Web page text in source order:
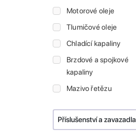
Motorové oleje
Tlumičové oleje
Chladící kapaliny
Brzdové a spojkové
kapaliny
Mazivo řetězu
Příslušenství a zavazadla